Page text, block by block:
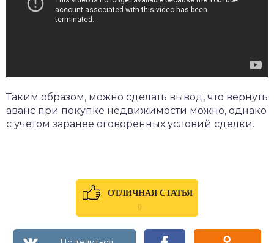
Таким образом, можно сделать вывод, что вернуть
аванс при покупке недвижимости можно, однако
с учетом заранее оговоренных условий сделки.
ОТЛИЧНАЯ СТАТЬЯ
0